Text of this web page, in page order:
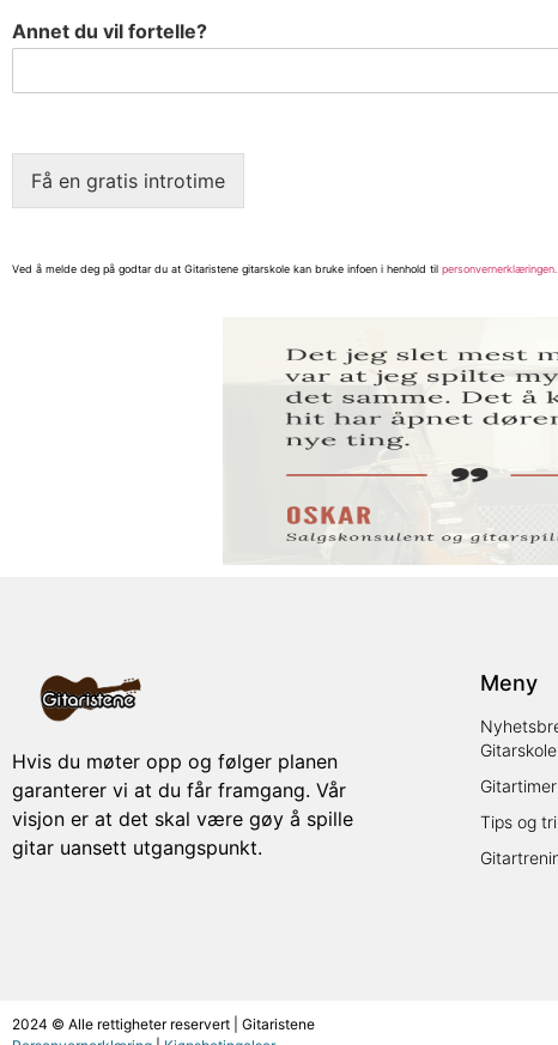
Annet du vil fortelle?
Få en gratis introtime
Ved å melde deg på godtar du at Gitaristene gitarskole kan bruke infoen i henhold til personvernerklæringen.
Hvis du møter opp og følger planen
garanterer vi at du får framgang. Vår
visjon er at det skal være gøy å spille
gitar uansett utgangspunkt.
Meny
Gitarskole
Tips og
2024 © Alle rettigheter reservert | Gitaristene